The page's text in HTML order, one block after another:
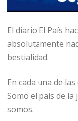
El diario El País
absolutamente
bestialidad.
En cada una de
Somo el país de
somos.